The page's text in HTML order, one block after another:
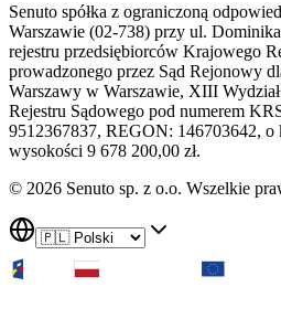
Senuto spółka z ograniczoną
Warszawie (02-738) przy ul.
rejestru przedsiębiorców Krajowego
prowadzonego przez Sąd Rejonowy
Warszawy w Warszawie, XIII
Rejestru Sądowego pod numerem
9512367837, REGON: 146703642, o
wysokości 9 678 200,00 zł.
© 2026 Senuto sp. z o.o. Wszelkie